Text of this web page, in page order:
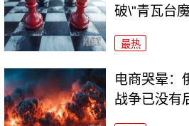
破\"青瓦台
最热
电商哭晕：
战争已没有